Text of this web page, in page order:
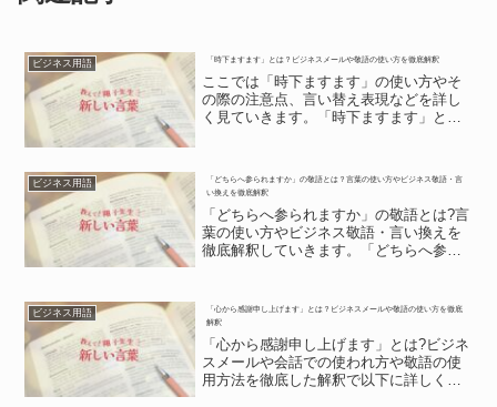
ビジネス用語 「時下ますます」とは？ビジネスメールや敬語の使い方を徹底解釈
ここでは「時下ますます」の使い方やそ
の際の注意点、言い替え表現などを詳し
く見ていきます。「時下ますます」とは?
ころという解釈になり...
ビジネス用語
「どちらへ参られますか」の敬語とは？言葉の使い方やビジネス敬語・言
い換えを徹底解釈
「どちらへ参られますか」の敬語とは?言
葉の使い方やビジネス敬語・言い換えを
徹底解釈していきます。「どちらへ参ら
は、謙譲語と尊敬語を一緒に使用した誤
用表現であると言えます。...
ビジネス用語
「心から感謝申し上げます」とは？ビジネスメールや敬語の使い方を徹底
解釈
「心から感謝申し上げます」とは?ビジネ
スメールや会話での使われ方や敬語の使
用方法を徹底した解釈で以下に詳しく説